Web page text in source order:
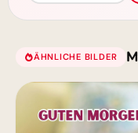
ÄHNLICHE BILDER